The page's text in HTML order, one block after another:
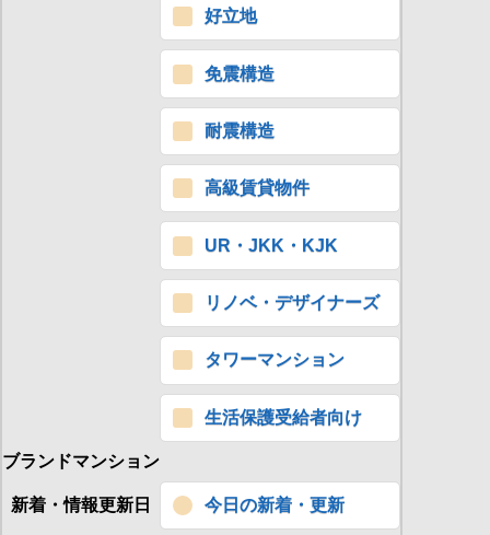
好立地
免震構造
耐震構造
高級賃貸物件
UR・JKK・KJK
リノベ・デザイナーズ
タワーマンション
生活保護受給者向け
ブランドマンション
新着・情報更新日 今日の新着・更新